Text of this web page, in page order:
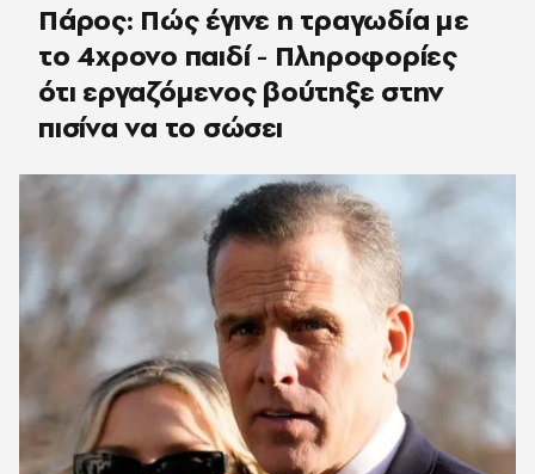
Πάρος: Πώς έγινε η τραγωδία με
το 4χρονο παιδί - Πληροφορίες
ότι εργαζόμενος βούτηξε στην
πισίνα να το σώσει